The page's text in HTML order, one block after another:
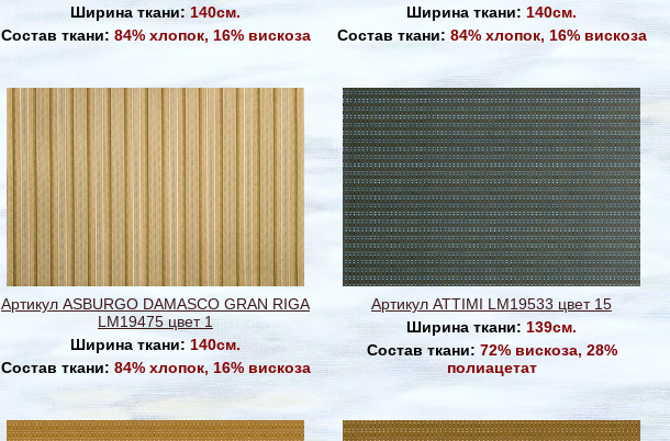
Ширина ткани: 140см.
Состав ткани: 84% хлопок, 16% вискоза
Ширина ткани: 140см.
Состав ткани: 84% хлопок, 16% вискоза
Артикул ASBURGO DAMASCO GRAN RIGA
LM19475 цвет 1
Ширина ткани: 140см.
Состав ткани: 84% хлопок, 16% вискоза
Артикул ATTIMI LM19533 цвет 15
Ширина ткани: 139см.
Состав ткани: 72% вискоза, 28%
полиацетат